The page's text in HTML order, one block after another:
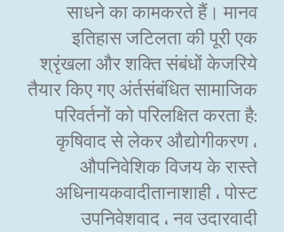
साधने का कामकरते हैं। मानव
इतिहास जटिलता की पूरी एक
श्रृंखला और शक्ति संबंधों केजरिये
तैयार किए गए अंर्तसंबंधित सामाजिक
परिवर्तनों को परिलक्षित करता है:
कृषिवाद से लेकर औद्योगीकरण ،
औपनिवेशिक विजय के रास्ते
अधिनायकवादीतानाशाही ، पोस्ट
उपनिवेशवाद ، नव उदारवादी